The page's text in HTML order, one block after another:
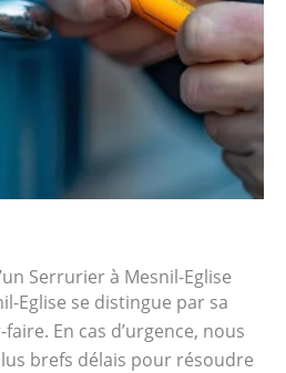
Serrurier à Mesnil-Eglise
Eglise se distingue par sa
En cas d’urgence, nous
brefs délais pour résoudre